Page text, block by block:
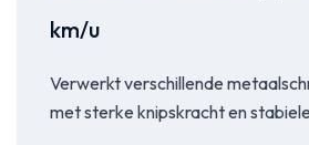
km/u
Verwerkt verschillende
met sterke knipskracht en